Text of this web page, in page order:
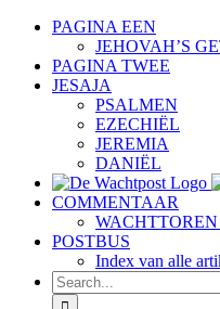
Skip
content
PAGINA EEN
JEHOVAH’S
PAGINA TWEE
JESAJA
PSALMEN
EZECHIËL
JEREMIA
DANIËL
COMMENTAAR
POSTBUS
Index van alle
Search
for: